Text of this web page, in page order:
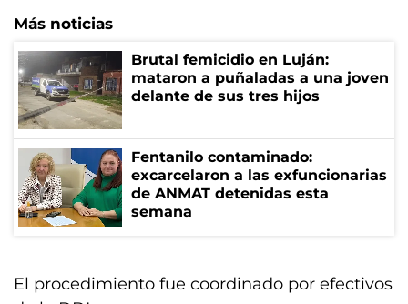
Más noticias
Brutal femicidio en Luján:
mataron a puñaladas a una joven
delante de sus tres hijos
Fentanilo contaminado:
excarcelaron a las exfuncionarias
de ANMAT detenidas esta
semana
El procedimiento fue coordinado por efectivos